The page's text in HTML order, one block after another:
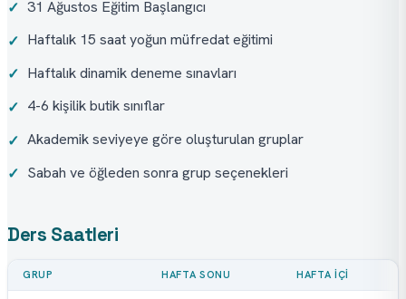
✓ 31 Ağustos Eğitim Başlangıcı
✓ Haftalık 15 saat yoğun müfredat eğitimi
✓ Haftalık dinamik deneme sınavları
✓ 4-6 kişilik butik sınıflar
✓ Akademik seviyeye göre oluşturulan gruplar
✓ Sabah ve öğleden sonra grup seçenekleri
Ders Saatleri
GRUP HAFTA SONU HAFTA İÇI